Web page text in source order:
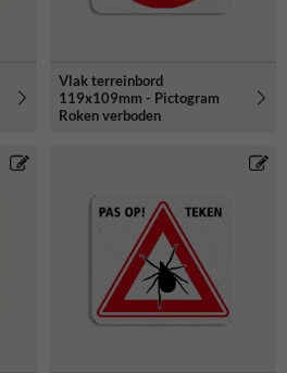
Vlak terreinbord
119x109mm - Pictogram
Roken verboden